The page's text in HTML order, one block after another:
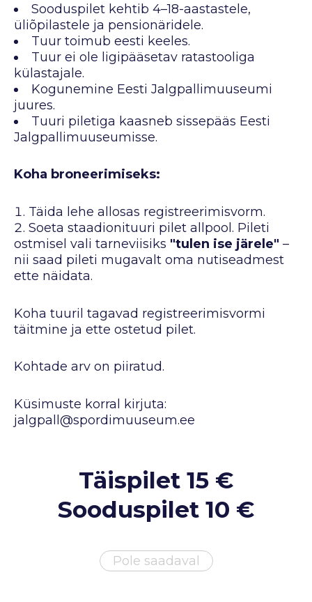
Sooduspilet kehtib 4–18-aastastele,
üliõpilastele ja pensionäridele.
Tuur toimub eesti keeles.
Tuur ei ole ligipääsetav ratastooliga
külastajale.
Kogunemine Eesti Jalgpallimuuseumi
juures.
Tuuri piletiga kaasneb sissepääs Eesti
Jalgpallimuuseumisse.
Koha broneerimiseks:
Täida lehe allosas registreerimisvorm.
Soeta staadionituuri pilet allpool. Pileti
ostmisel vali tarneviisiks "tulen ise järele" –
nii saad pileti mugavalt oma nutiseadmest
ette näidata.
Koha tuuril tagavad registreerimisvormi
täitmine ja ette ostetud pilet.
Kohtade arv on piiratud.
Küsimuste korral kirjuta:
jalgpall@spordimuuseum.ee
Täispilet 15 €
Sooduspilet 10 €
Pole saadaval